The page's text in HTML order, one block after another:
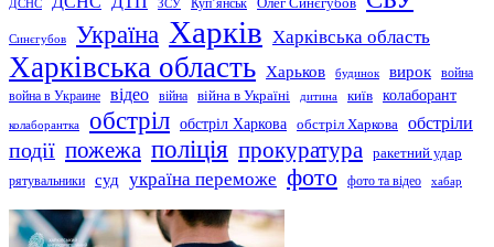
ДСНС ЗСУ Купʼянськ Олег Синєгубов
Синєгубов Україна Харків Харківська область
Харківська область Харьков будинок вирок война
война в Украине відео війна війна в Україні дитина київ колаборант
колаборантка обстріл обстріл Харкова обстріл Харкова обстріли
події пожежа поліція прокуратура
ракетний удар
рятувальники
суд україна переможе фото фото та відео хабар